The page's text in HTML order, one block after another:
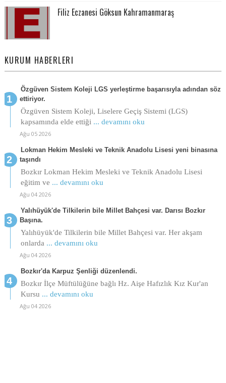
Filiz Eczanesi Göksun Kahramanmaraş
KURUM HABERLERI
Özgüven Sistem Koleji LGS yerleştirme başarısıyla adından söz
ettiriyor.
Özgüven Sistem Koleji, Liselere Geçiş Sistemi (LGS)
kapsamında elde ettiği ... devamını oku
Ağu 05 2026
Lokman Hekim Mesleki ve Teknik Anadolu Lisesi yeni binasına
taşındı
Bozkır Lokman Hekim Mesleki ve Teknik Anadolu Lisesi
eğitim ve ... devamını oku
Ağu 04 2026
Yalıhüyük'de Tilkilerin bile Millet Bahçesi var. Darısı Bozkır
Başına.
Yalıhüyük'de Tilkilerin bile Millet Bahçesi var. Her akşam
onlarda ... devamını oku
Ağu 04 2026
Bozkır'da Karpuz Şenliği düzenlendi.
Bozkır İlçe Müftülüğüne bağlı Hz. Aişe Hafızlık Kız Kur'an
Kursu ... devamını oku
Ağu 04 2026